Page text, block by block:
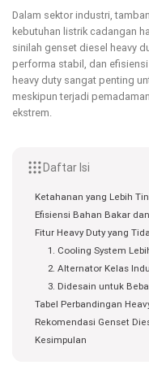
Dalam sektor industri,
kebutuhan listrik cadangan
sinilah genset diesel heavy
performa stabil, dan
heavy duty sangat penting
meskipun terjadi
ekstrem.
Daftar Isi
Ketahanan yang Lebih
Efisiensi Bahan Bakar
Fitur Heavy Duty yang
1. Cooling System
2. Alternator Kelas
3. Didesain untuk
Tabel Perbandingan
Rekomendasi Genset
Kesimpulan